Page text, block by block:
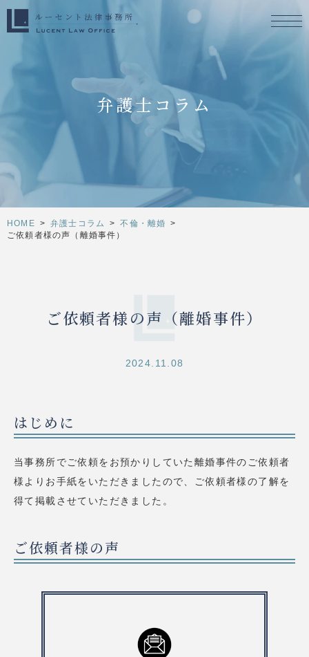
弁護士コラム
HOME > 弁護士コラム > 不倫・離婚
>
ご依頼者様の声（離婚事件）
ご依頼者様の声（離婚事件）
2024.11.08
はじめに
当事務所でご依頼をお預かりしていた離婚事件のご依頼者
様よりお手紙をいただきましたので、ご依頼者様の了解を
得て掲載させていただきました。
ご依頼者様の声